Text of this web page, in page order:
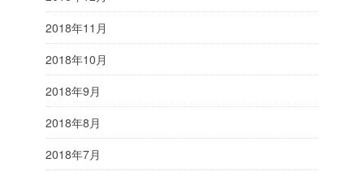
2018年11月
2018年10月
2018年9月
2018年8月
2018年7月